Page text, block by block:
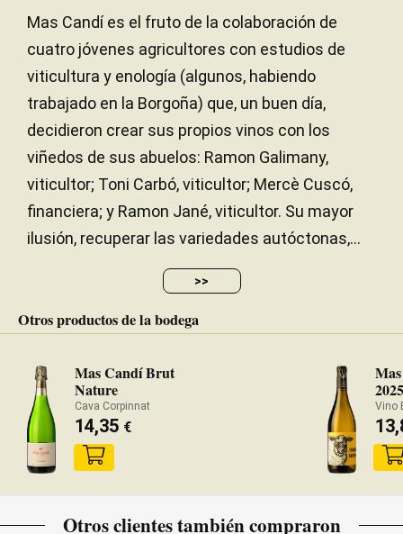
Mas Candí es el fruto de la colaboración de
cuatro jóvenes agricultores con estudios de
viticultura y enología (algunos, habiendo
trabajado en la Borgoña) que, un buen día,
decidieron crear sus propios vinos con los
viñedos de sus abuelos: Ramon Galimany,
viticultor; Toni Carbó, viticultor; Mercè Cuscó,
financiera; y Ramon Jané, viticultor. Su mayor
ilusión, recuperar las variedades autóctonas,...
>>
Otros productos de la bodega
Mas Candí Brut
Nature
Cava Corpinnat
14,35 €
2025
Vino
Otros clientes también compraron